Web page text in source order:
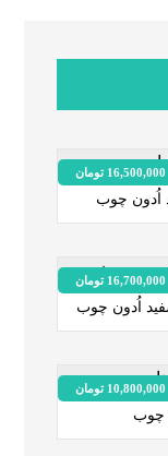
اُدون چوب
16,500,000 تومان
اُدون چوب
16,700,000 تومان
چوب
10,800,000 تومان